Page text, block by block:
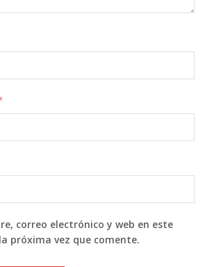
correo electrónico y web en este
próxima vez que comente.